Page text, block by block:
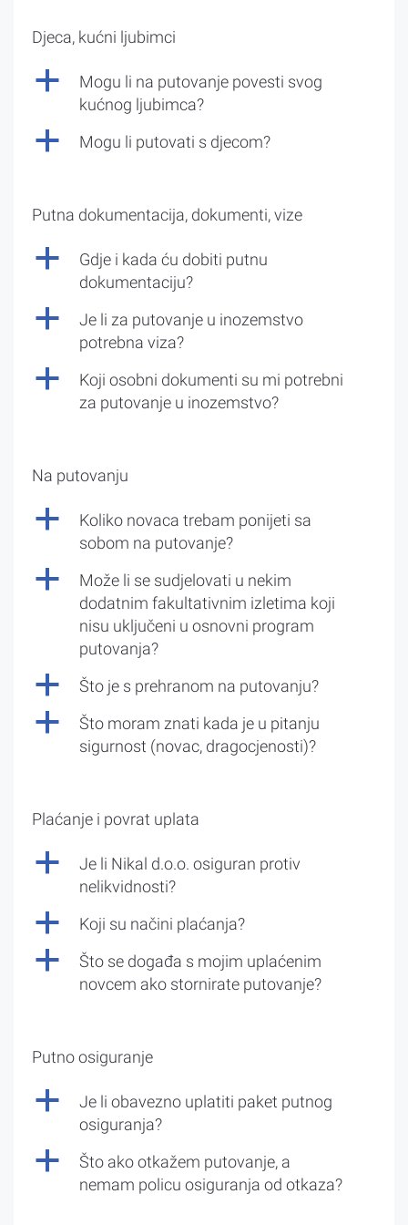
Djeca, kućni ljubimci
a
Mogu li na putovanje povesti svog
kućnog ljubimca?
a Mogu li putovati s djecom?
Putna dokumentacija, dokumenti, vize
a
Gdje i kada ću dobiti putnu
dokumentaciju?
a
Je li za putovanje u inozemstvo
potrebna viza?
a
Koji osobni dokumenti su mi potrebni
za putovanje u inozemstvo?
Na putovanju
a
Koliko novaca trebam ponijeti sa
sobom na putovanje?
a
Može li se sudjelovati u nekim
dodatnim fakultativnim izletima koji
nisu uključeni u osnovni program
putovanja?
a Što je s prehranom na putovanju?
a
Što moram znati kada je u pitanju
sigurnost (novac, dragocjenosti)?
Plaćanje i povrat uplata
a
Je li Nikal d.o.o. osiguran protiv
nelikvidnosti?
a Koji su načini plaćanja?
a
Što se događa s mojim uplaćenim
novcem ako stornirate putovanje?
Putno osiguranje
a
Je li obavezno uplatiti paket putnog
osiguranja?
a
Što ako otkažem putovanje, a
nemam policu osiguranja od otkaza?